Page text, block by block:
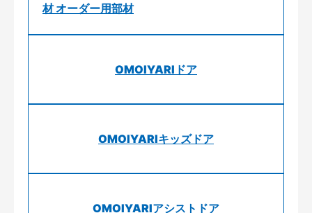
材 オーダー用部材
OMOIYARIドア
OMOIYARIキッズドア
OMOIYARIアシストドア